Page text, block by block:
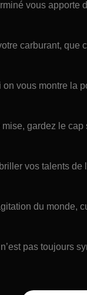
vous apporte
carburant,
vous montre la
gardez le
vos talents
du monde,
pas toujours